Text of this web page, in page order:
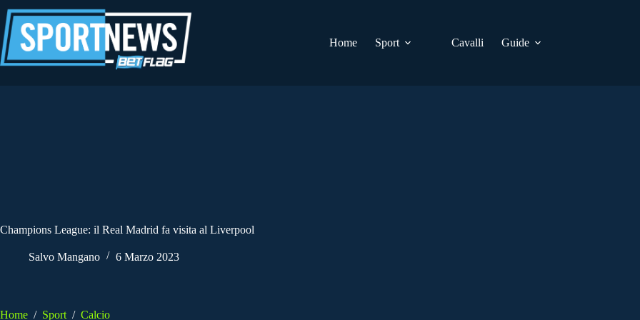
al
contenuto
Home
Sport Cavalli Guide
Champions League: il Real Madrid fa visita al Liverpool
Salvo Mangano 6 Marzo 2023
Home / Sport / Calcio